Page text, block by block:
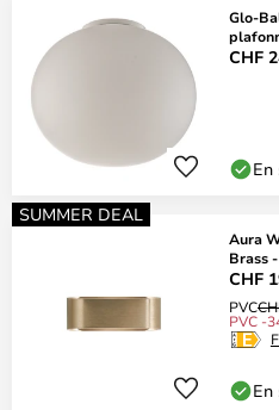
Glo-
CHF
En
SUMMER DEAL
Aura
Brass
CHF
PVC
PVC -
En